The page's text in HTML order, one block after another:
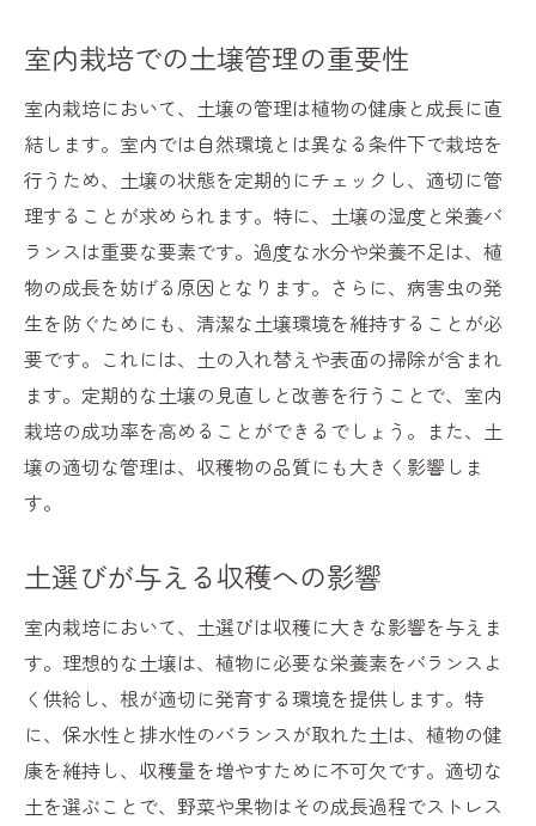
法
最適な土壌構造がもたらすメリット
植物の健康を保つ土壌の選び方
収穫を楽しむための土の選び方ガイド
土壌の再利用をする際の注意点
室内栽培における土の持続可能性
野菜作りを成功に導く室内栽培土選びの秘訣
収穫量を上げるための土選びの工夫
野菜ごとの土壌選びのポイント
栽培環境を整える土の選び方
室内栽培を楽しむための土選びガイド
室内栽培での土壌管理の重要性
室内栽培において、土壌の管理は植物の健康と成長に直
結します。室内では自然環境とは異なる条件下で栽培を
行うため、土壌の状態を定期的にチェックし、適切に管
理することが求められます。特に、土壌の湿度と栄養バ
ランスは重要な要素です。過度な水分や栄養不足は、植
物の成長を妨げる原因となります。さらに、病害虫の発
生を防ぐためにも、清潔な土壌環境を維持することが必
要です。これには、土の入れ替えや表面の掃除が含まれ
ます。定期的な土壌の見直しと改善を行うことで、室内
栽培の成功率を高めることができるでしょう。また、土
壌の適切な管理は、収穫物の品質にも大きく影響しま
す。
土選びが与える収穫への影響
室内栽培において、土選びは収穫に大きな影響を与えま
す。理想的な土壌は、植物に必要な栄養素をバランスよ
く供給し、根が適切に発育する環境を提供します。特
に、保水性と排水性のバランスが取れた土は、植物の健
康を維持し、収穫量を増やすために不可欠です。適切な
土を選ぶことで、野菜や果物はその成長過程でストレス